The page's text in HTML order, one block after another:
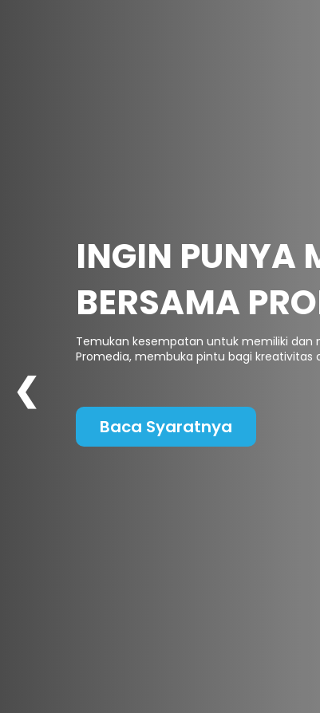
INGIN PUNYA
BERSAMA
Temukan kesempatan untuk memiliki dan
Promedia, membuka pintu bagi kreativitas
Baca Syaratnya
❮